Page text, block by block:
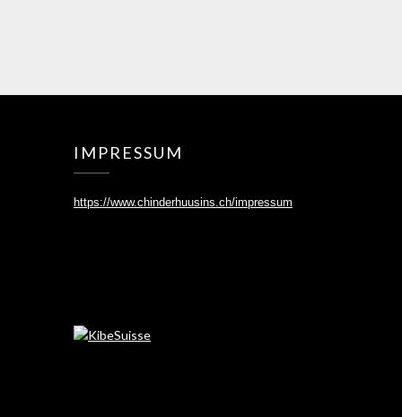
IMPRESSUM
https://www.chinderhuusins.ch/impressum